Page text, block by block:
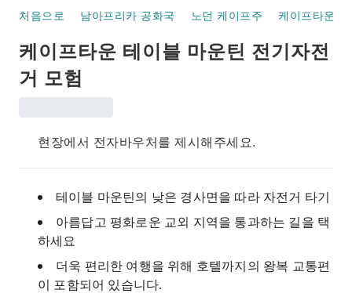
처음으로 남아프리카 공화국 노던 케이프주 케이프타운
케이프타운 테이블 마운틴 전기자전
거 모험
현장에서 전자바우처를 제시해주세요.
테이블 마운틴의 낮은 경사면을 따라 자전거 타기
아름답고 평화로운 교외 지역을 통과하는 길을 택
하세요
더욱 편리한 여행을 위해 호텔까지의 왕복 교통편
이 포함되어 있습니다.